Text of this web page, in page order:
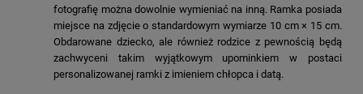
fotografię można dowolnie wymieniać na inną. Ramka posiada
miejsce na zdjęcie o standardowym wymiarze 10 cm × 15 cm.
Obdarowane dziecko, ale również rodzice z pewnością będą
zachwyceni takim wyjątkowym upominkiem w postaci
personalizowanej ramki z imieniem chłopca i datą.